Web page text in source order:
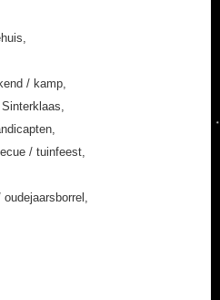
/ kamp,
/ tuinfeest,